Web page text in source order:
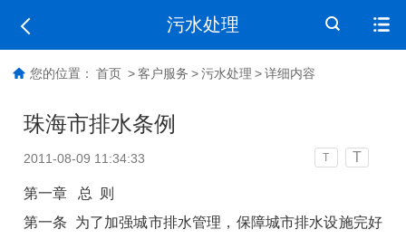
污水处理
您的位置： 首页 > 客户服务 > 污水处理 > 详细内容
珠海市排水条例
2011-08-09 11:34:33 T T
第一章 总 则
第一条 为了加强城市排水管理，保障城市排水设施完好